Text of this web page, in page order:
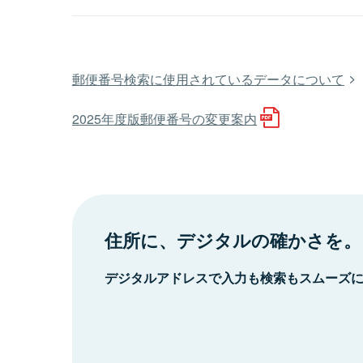
郵便番号検索に使用されているデータについて
2025年度版郵便番号の変更案内
住所に、デジタルの確かさを。
デジタルアドレスで入力も検索もスムーズ